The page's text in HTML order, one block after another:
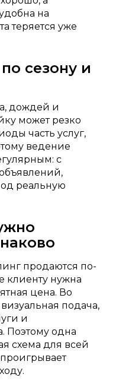
на
теряется уже
сезону и
дождей и
может резко
часть услуг,
ведение
с
реальную
продаются по-
клиенту нужна
цена. Во
подача,
и
Поэтому одна
схема для всей